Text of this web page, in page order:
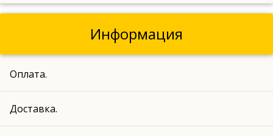
Информация
Оплата.
Доставка.